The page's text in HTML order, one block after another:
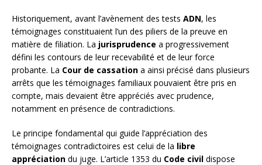
Historiquement, avant l’avènement des tests ADN, les
témoignages constituaient l’un des piliers de la preuve en
matière de filiation. La jurisprudence a progressivement
défini les contours de leur recevabilité et de leur force
probante. La Cour de cassation a ainsi précisé dans plusieurs
arrêts que les témoignages familiaux pouvaient être pris en
compte, mais devaient être appréciés avec prudence,
notamment en présence de contradictions.
Le principe fondamental qui guide l’appréciation des
témoignages contradictoires est celui de la libre
appréciation du juge. L’article 1353 du Code civil dispose